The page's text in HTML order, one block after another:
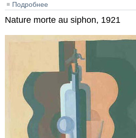
Подробнее
Nature morte au siphon, 1921